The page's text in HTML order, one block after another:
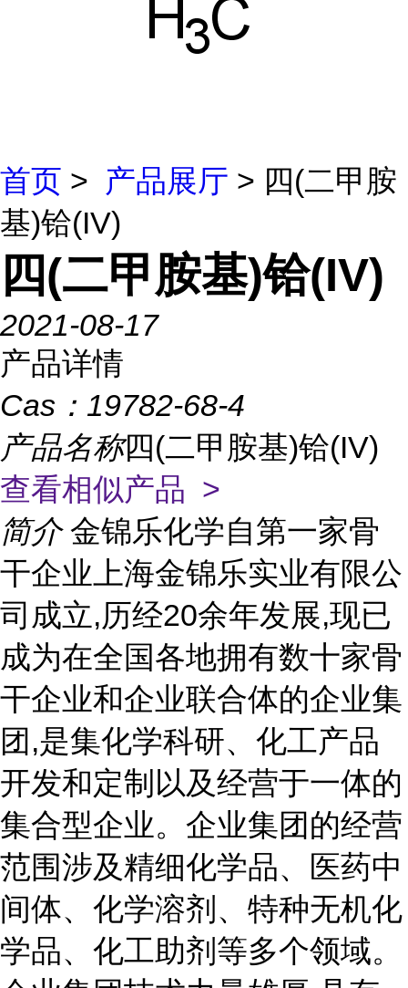
首页 > 产品展厅 > 四(二甲胺
基)铪(IV)
四(二甲胺基)铪(IV)
2021-08-17
产品详情
Cas： 19782-68-4
产品名称四(二甲胺基)铪(IV)
查看相似产品 >
简介 金锦乐化学自第一家骨
干企业上海金锦乐实业有限公
司成立,历经20余年发展,现已
成为在全国各地拥有数十家骨
干企业和企业联合体的企业集
团,是集化学科研、化工产品
开发和定制以及经营于一体的
集合型企业。企业集团的经营
范围涉及精细化学品、医药中
间体、化学溶剂、特种无机化
学品、化工助剂等多个领域。